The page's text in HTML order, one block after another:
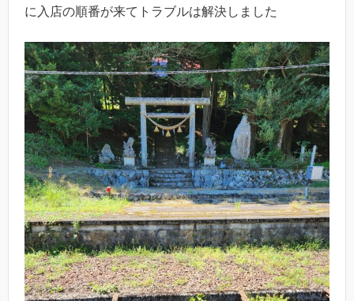
に入店の順番が来てトラブルは解決しました